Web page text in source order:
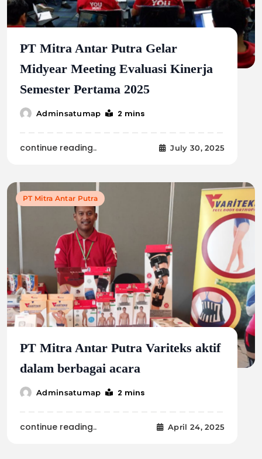
PT Mitra Antar Putra Gelar
Midyear Meeting Evaluasi Kinerja
Semester Pertama 2025
Adminsatumap 2 mins
continue reading.. July 30, 2025
PT Mitra Antar Putra
PT Mitra Antar Putra Variteks aktif
dalam berbagai acara
Adminsatumap 2 mins
continue reading.. April 24, 2025